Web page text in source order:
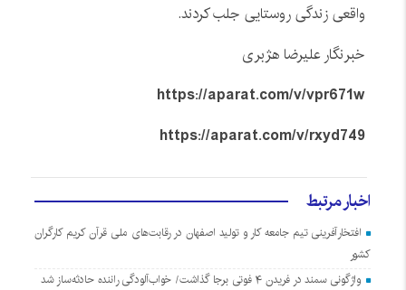
واقعی زندگی روستایی جلب کردند.
خبرنگار علیرضا هژبری
https://aparat.com/v/vpr671w
https://aparat.com/v/rxyd749
اخبار مرتبط
افتخارآفرینی تیم جامعه کار و تولید اصفهان در رقابت‌های ملی قرآن کریم کارگران
کشور
واژگونی سمند در فریدن ۴ فوتی برجا گذاشت/ خواب‌آلودگی راننده حادثه‌ساز شد